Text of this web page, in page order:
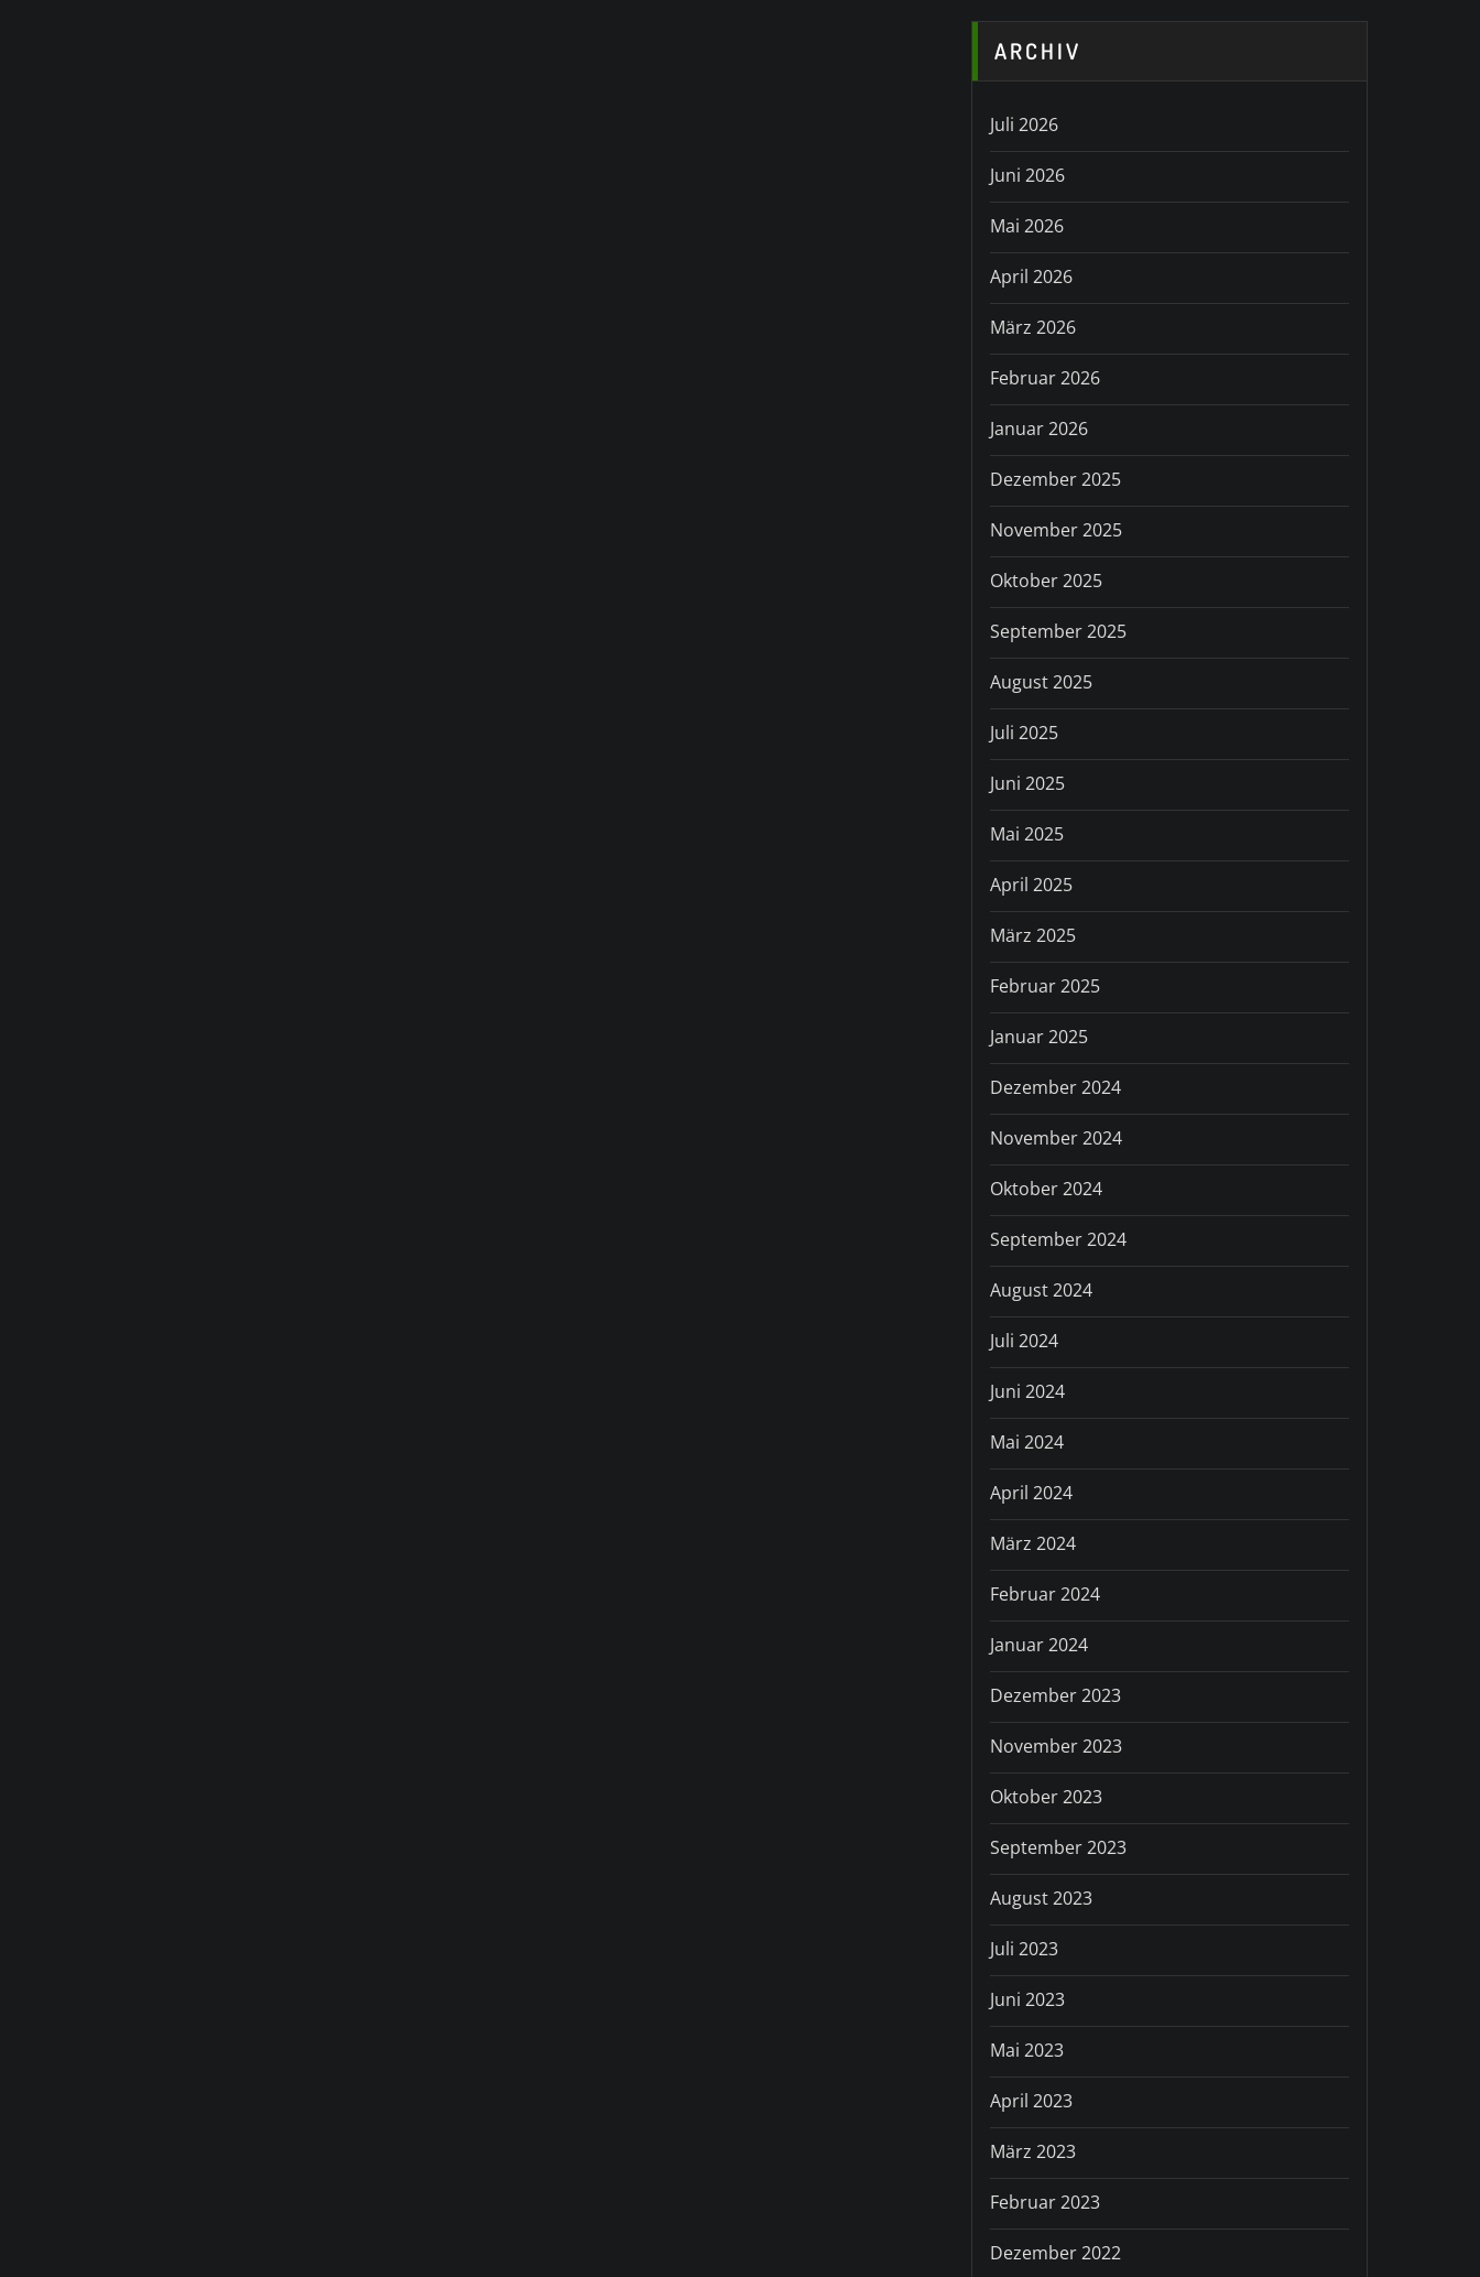
ARCHIV
Juli 2026
Juni 2026
Mai 2026
April 2026
März 2026
Februar 2026
Januar 2026
Dezember 2025
November 2025
Oktober 2025
September 2025
August 2025
Juli 2025
Juni 2025
Mai 2025
April 2025
März 2025
Februar 2025
Januar 2025
Dezember 2024
November 2024
Oktober 2024
September 2024
August 2024
Juli 2024
Juni 2024
Mai 2024
April 2024
März 2024
Februar 2024
Januar 2024
Dezember 2023
November 2023
Oktober 2023
September 2023
August 2023
Juli 2023
Juni 2023
Mai 2023
April 2023
März 2023
Februar 2023
Dezember 2022